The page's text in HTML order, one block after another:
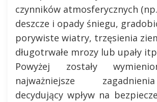
czynników atmosferycznych
deszcze i opady śniegu,
porywiste wiatry, trzęsienia
długotrwałe mrozy lub upały
Powyżej zostały
najważniejsze
decydujący wpływ na